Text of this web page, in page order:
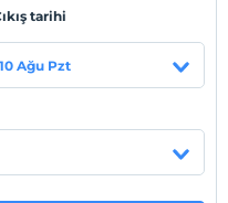
bulunmamaktadır. Tesis
içinde olmak üzere kabul
Güzelyalı
Bursa -İstanbul
İskelesine 4 km
tarihi
10 Ağu Pzt